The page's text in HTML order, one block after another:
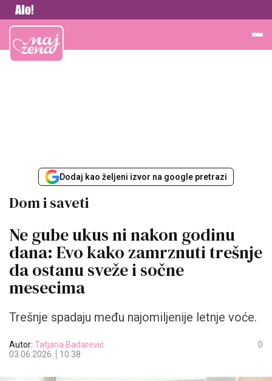
Vesti
Najžena
Dodaj kao željeni izvor na google pretrazi
Dom i saveti
Ne gube ukus ni nakon godinu
dana: Evo kako zamrznuti trešnje
da ostanu sveže i sočne
mesecima
Trešnje spadaju među najomiljenije letnje voće.
Autor: Tatjana Badarević
03.06.2026.
10:38
0